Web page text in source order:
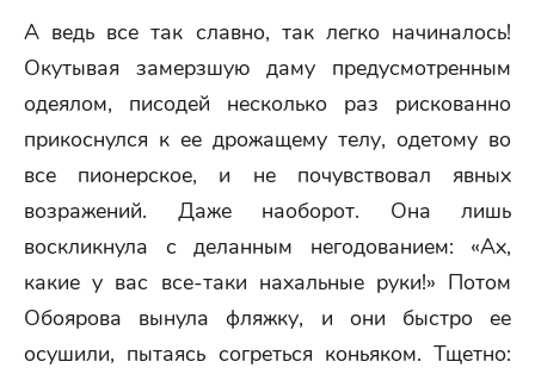
А ведь все так славно, так легко начиналось!
Окутывая замерзшую даму предусмотренным
одеялом, писодей несколько раз рискованно
прикоснулся к ее дрожащему телу, одетому во
все пионерское, и не почувствовал явных
возражений. Даже наоборот. Она лишь
воскликнула с деланным негодованием: «Ах,
какие у вас все-таки нахальные руки!» Потом
Обоярова вынула фляжку, и они быстро ее
осушили, пытаясь согреться коньяком. Тщетно: